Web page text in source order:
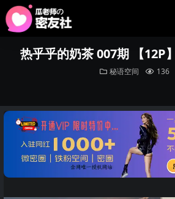
热乎乎的奶茶 007期 【12P
秘语空间 136